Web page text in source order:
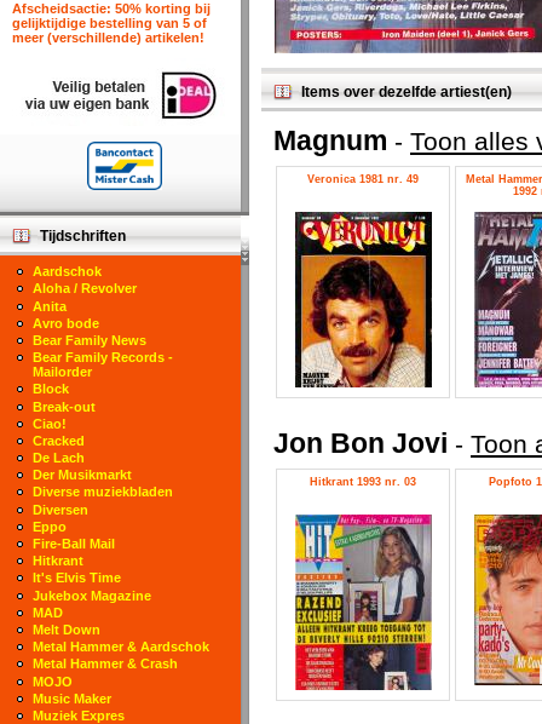
Items over dezelfde artiest(en)
Magnum - Toon alles
Veronica 1981 nr. 49
Metal
1992
Jon Bon Jovi - Toon
Hitkrant 1993 nr. 03 Popfoto
Afscheidsactie: 50% korting bij
gelijktijdige bestelling van 5 of
meer (verschillende) artikelen!
Tijdschriften
Aardschok
Aloha / Revolver
Anita
Avro bode
Bear Family News
Bear Family Records -
Mailorder
Block
Break-out
Ciao!
Cracked
De Lach
Der Musikmarkt
Diverse muziekbladen
Diversen
Eppo
Fire-Ball Mail
Hitkrant
It's Elvis Time
Jukebox Magazine
MAD
Melt Down
Metal Hammer & Aardschok
Metal Hammer & Crash
MOJO
Music Maker
Muziek Expres